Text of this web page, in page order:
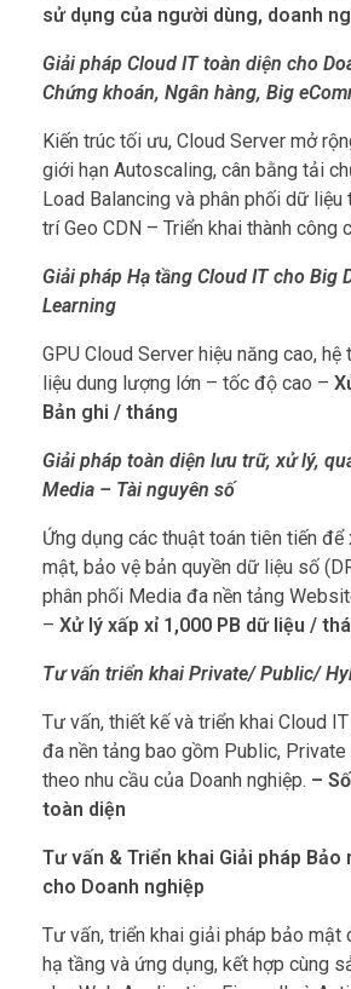
sử dụng của người dùng, doanh
Giải pháp Cloud IT toàn diện cho
Chứng khoán, Ngân hàng, Big
Kiến trúc tối ưu, Cloud Server mở
giới hạn Autoscaling, cân bằng tải
Load Balancing và phân phối dữ
trí Geo CDN – Triển khai thành công
Giải pháp Hạ tầng Cloud IT cho Big
Learning
GPU Cloud Server hiệu năng cao,
liệu dung lượng lớn – tốc độ cao –
Bản ghi / tháng
Giải pháp toàn diện lưu trữ, xử lý,
Media – Tài nguyên số
Ứng dụng các thuật toán tiên tiến
mật, bảo vệ bản quyền dữ liệu số
phân phối Media đa nền tảng
– Xử lý xấp xỉ 1,000 PB dữ liệu /
Tư vấn triển khai Private/ Public/
Tư vấn, thiết kế và triển khai Cloud
đa nền tảng bao gồm Public, Private
theo nhu cầu của Doanh nghiệp. –
toàn diện
Tư vấn & Triển khai Giải pháp Bảo
cho Doanh nghiệp
Tư vấn, triển khai giải pháp bảo mật
hạ tầng và ứng dụng, kết hợp cùng